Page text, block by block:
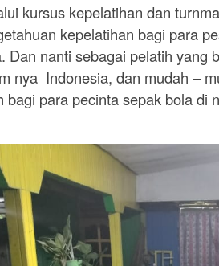
kursus kepelatihan dan
kepelatihan bagi para
Dan nanti sebagai pelatih yang
nya Indonesia, dan mudah –
bagi para pecinta sepak bola di